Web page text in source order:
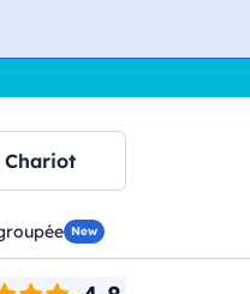
Chariot
New